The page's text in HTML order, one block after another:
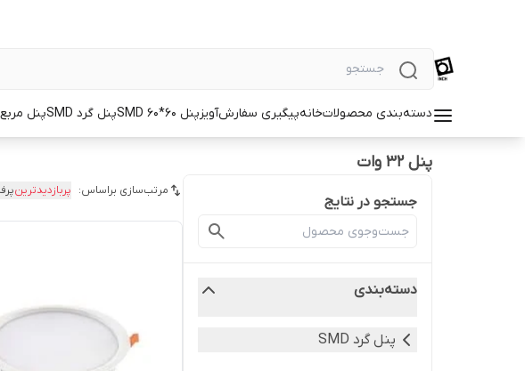
دسته‌بندی محصولاتخانهپیگیری سفارشآویزپنل SMD 60*60 پنل گرد SMD پنل مربع SMD
پنل 32 وات
جستجو در نتایج
دسته‌بندی
پنل گرد SMD
مرتب‌سازی براساس: پربازدیدترین